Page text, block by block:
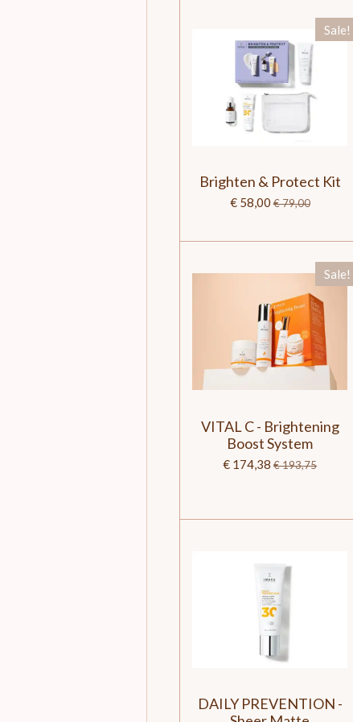
Sale!
Brighten & Protect Kit
€ 58,00 € 79,00
Sale!
VITAL C - Brightening
Boost System
€ 174,38 € 193,75
DAILY PREVENTION -